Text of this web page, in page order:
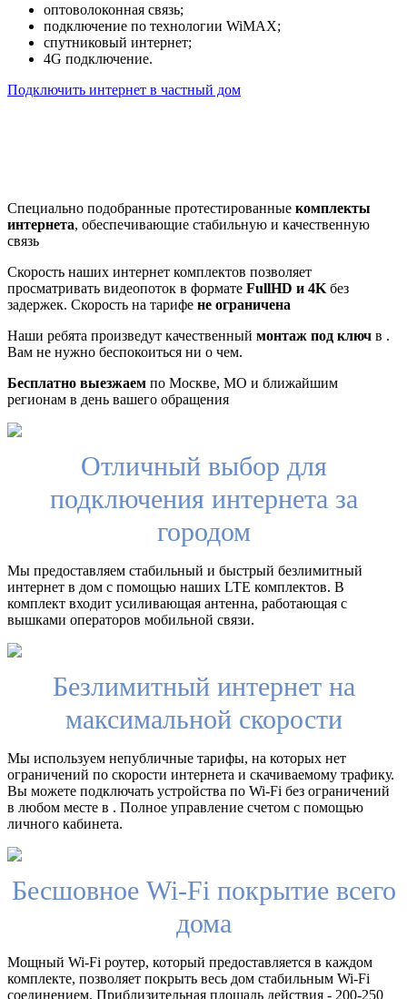
оптоволоконная связь;
подключение по технологии WiMAX;
спутниковый интернет;
4G подключение.
Подключить интернет в частный дом
Специально подобранные протестированные комплекты
интернета, обеспечивающие стабильную и качественную
связь
Скорость наших интернет комплектов позволяет
просматривать видеопоток в формате FullHD и 4K без
задержек. Скорость на тарифе не ограничена
Наши ребята произведут качественный монтаж под ключ в .
Вам не нужно беспокоиться ни о чем.
Бесплатно выезжаем по Москве, МО и ближайшим
регионам в день вашего обращения
Отличный выбор для
подключения интернета за
городом
Мы предоставляем стабильный и быстрый безлимитный
интернет в дом с помощью наших LTE комплектов. В
комплект входит усиливающая антенна, работающая с
вышками операторов мобильной связи.
Безлимитный интернет на
максимальной скорости
Мы используем непубличные тарифы, на которых нет
ограничений по скорости интернета и скачиваемому трафику.
Вы можете подключать устройства по Wi-Fi без ограничений
в любом месте в . Полное управление счетом с помощью
личного кабинета.
Бесшовное Wi-Fi покрытие всего
дома
Мощный Wi-Fi роутер, который предоставляется в каждом
комплекте, позволяет покрыть весь дом стабильным Wi-Fi
соединением. Приблизительная площадь действия - 200-250